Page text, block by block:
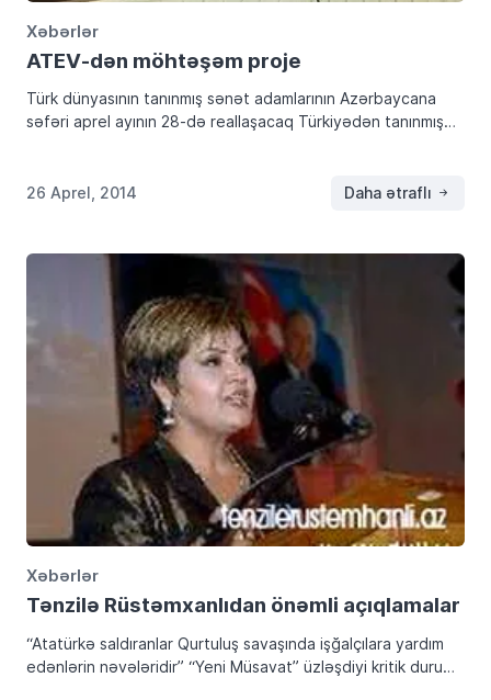
Xəbərlər
ATEV-dən möhtəşəm proje
Türk dünyasının tanınmış sənət adamlarının Azərbaycana
səfəri aprel ayının 28-də reallaşacaq Türkiyədən tanınmış
Tannaqaşeva, Altaydan İrina Kenzina, […]
26 Aprel, 2014 Daha ətraflı
Xəbərlər
Tənzilə Rüstəmxanlıdan önəmli açıqlamalar
“Atatürkə saldıranlar Qurtuluş savaşında işğalçılara yardım
edənlərin nəvələridir” “Yeni Müsavat” üzləşdiyi kritik duruma